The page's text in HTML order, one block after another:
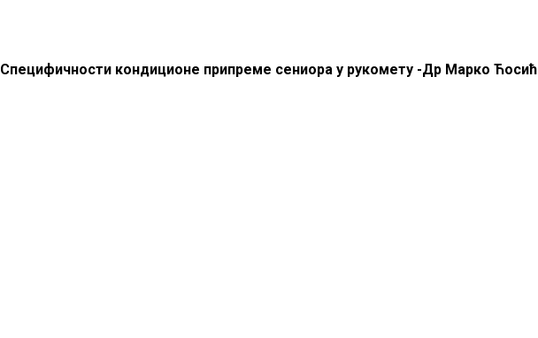
Специфичности кондиционе припреме сениора у рукомету -Др Марко Ћосић